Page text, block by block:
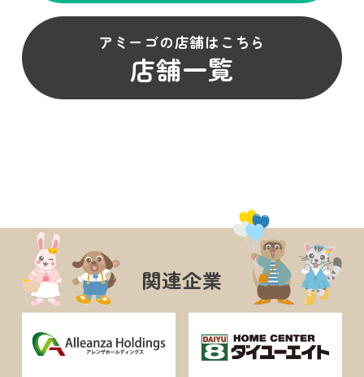
アミーゴの店舗はこちら
店舗一覧
関連企業